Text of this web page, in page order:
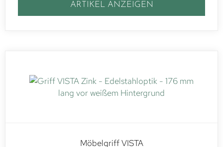
ARTIKEL ANZEIGEN
Möbelgriff VISTA